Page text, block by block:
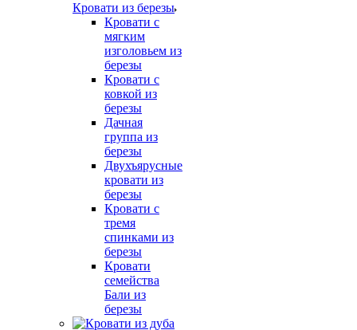
Кровати из березы
Кровати с
мягким
изголовьем из
березы
Кровати с
ковкой из
березы
Дачная
группа из
березы
Двухъярусные
кровати из
березы
Кровати с
тремя
спинками из
березы
Кровати
семейства
Бали из
березы